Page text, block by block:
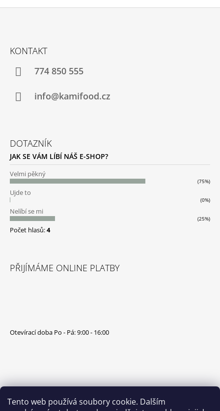
Tento web používá soubory cookie. Dalším
KONTAKT
774 850 555
info@kamifood.cz
DOTAZNÍK
JAK SE VÁM LÍBÍ NÁŠ E-SHOP?
Velmi pěkný
(75%)
Ujde to
(0%)
Nelíbí se mi
(25%)
Počet hlasů:4
PŘIJÍMÁME ONLINE PLATBY
Otevírací doba Po - Pá: 9:00 - 16:00